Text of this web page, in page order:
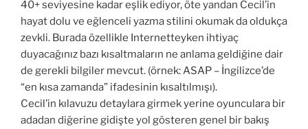
40+ seviyesine kadar eşlik ediyor, öte yandan Cecil’in
hayat dolu ve eğlenceli yazma stilini okumak da oldukça
zevkli. Burada özellikle Internetteyken ihtiyaç
duyacağınız bazı kısaltmaların ne anlama geldiğine dair
de gerekli bilgiler mevcut. (örnek: ASAP – İngilizce’de
“en kısa zamanda” ifadesinin kısaltılmışı).
Cecil’in kılavuzu detaylara girmek yerine oyunculara bir
adadan diğerine gidişte yol gösteren genel bir bakış